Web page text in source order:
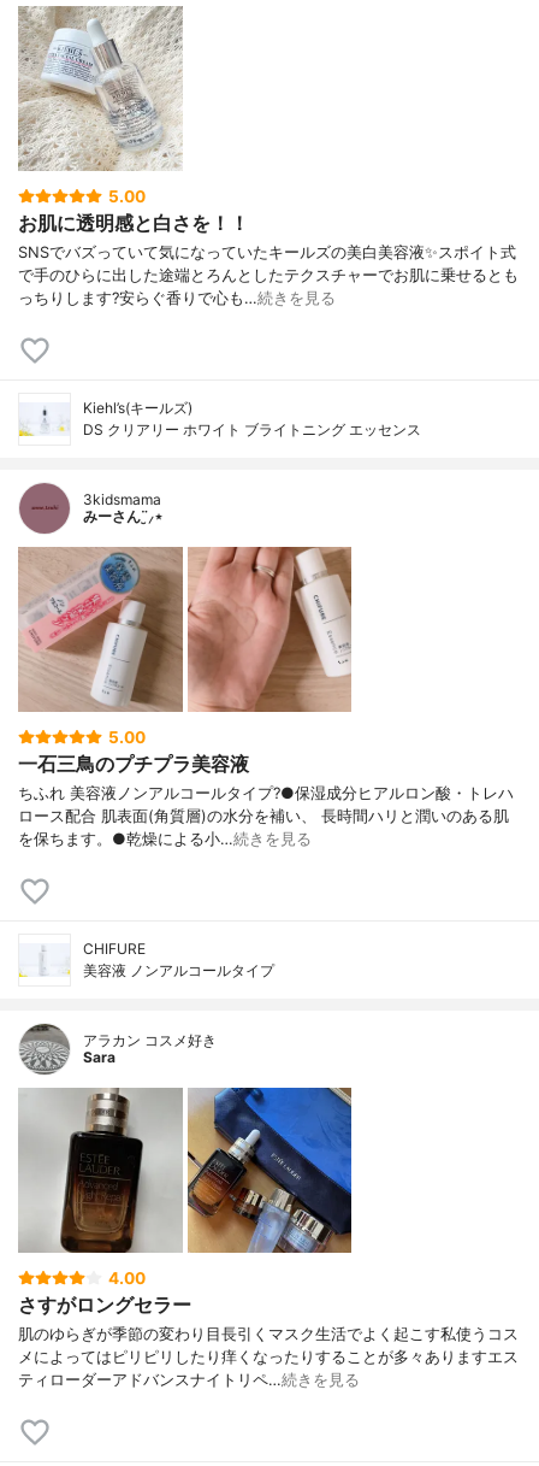
5.00
お肌に透明感と白さを！！
SNSでバズっていて気になっていたキールズの美白美容液✨スポイト式
で手のひらに出した途端とろんとしたテクスチャーでお肌に乗せるとも
っちりします?安らぐ香りで心も…続きを見る
Kiehl’s(キールズ)
DS クリアリー ホワイト ブライトニング エッセンス
3kidsmama
みーさん¨̮⸝⋆
5.00
一石三鳥のプチプラ美容液
ちふれ 美容液ノンアルコールタイプ?●保湿成分ヒアルロン酸・トレハ
ロース配合 肌表面(角質層)の水分を補い、 長時間ハリと潤いのある肌
を保ちます。●乾燥による小…続きを見る
CHIFURE
美容液 ノンアルコールタイプ
アラカン コスメ好き
Sara
4.00
さすがロングセラー
肌のゆらぎが季節の変わり目長引くマスク生活でよく起こす私使うコス
メによってはピリピリしたり痒くなったりすることが多々ありますエス
ティローダーアドバンスナイトリペ…続きを見る